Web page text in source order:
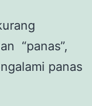
“panas”,
panas